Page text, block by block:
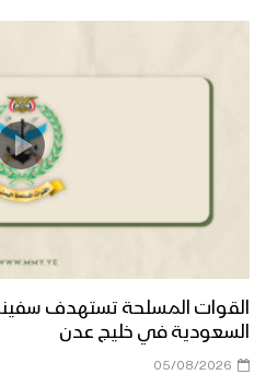
السعودية في خليج عدن
05/08/2026